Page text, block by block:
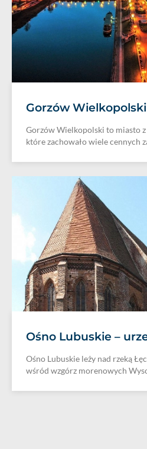
Gorzów Wielkopolski
Gorzów Wielkopolski to miasto
które zachowało wiele cennych
Ośno Lubuskie –
Ośno Lubuskie leży nad rzeką
wśród wzgórz morenowych